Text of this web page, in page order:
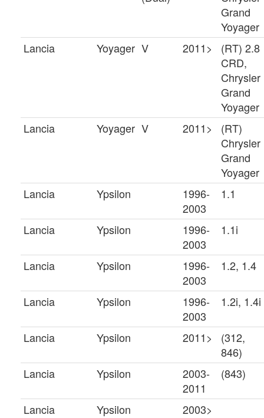
Grand
Yoyager
Lancia
Yoyager V 2011>
(RT) 2.8
CRD,
Chrysler
Grand
Yoyager
Lancia
Yoyager V 2011>
(RT)
Chrysler
Grand
Yoyager
Lancia
Ypsilon
1996-
2003
1.1
Lancia Ypsilon
1996-
2003
1.1i
Lancia Ypsilon
1996-
2003
1.2, 1.4
Lancia Ypsilon
1996-
2003
1.2i, 1.4i
Lancia Ypsilon 2011>
(312,
846)
Lancia
Ypsilon
2003-
2011
(843)
Lancia Ypsilon
2003>